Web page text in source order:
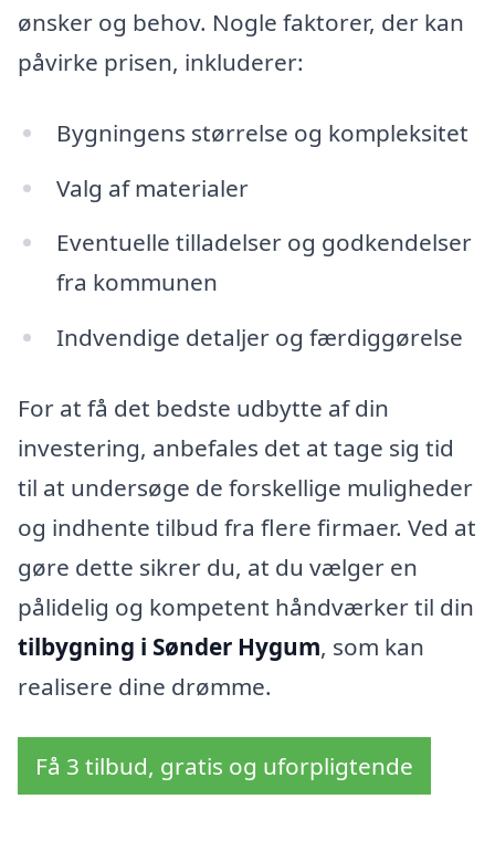
ønsker og behov. Nogle faktorer, der kan
påvirke prisen, inkluderer:
Bygningens størrelse og kompleksitet
Valg af materialer
Eventuelle tilladelser og godkendelser
fra kommunen
Indvendige detaljer og færdiggørelse
For at få det bedste udbytte af din
investering, anbefales det at tage sig tid
til at undersøge de forskellige muligheder
og indhente tilbud fra flere firmaer. Ved at
gøre dette sikrer du, at du vælger en
pålidelig og kompetent håndværker til din
tilbygning i Sønder Hygum, som kan
realisere dine drømme.
Få 3 tilbud, gratis og uforpligtende